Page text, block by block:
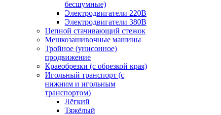
бесшумные)
Электродвигатели 220В
Электродвигатели 380В
Цепной стачивающий стежок
Мешкозашивочные машины
Тройное (унисонное)
продвижение
Краеобрезки (с обрезкой края)
Игольный транспорт (с
нижним и игольным
транспортом)
Лёгкий
Тяжёлый